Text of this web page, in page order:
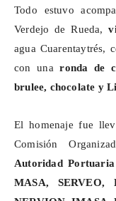
Todo estuvo
Verdejo de Rueda,
agua Cuarentaytrés,
con unaronda de
brulee, chocolate y
El homenaje fue
Comisión
Autoridad
MASA, SERVEO,